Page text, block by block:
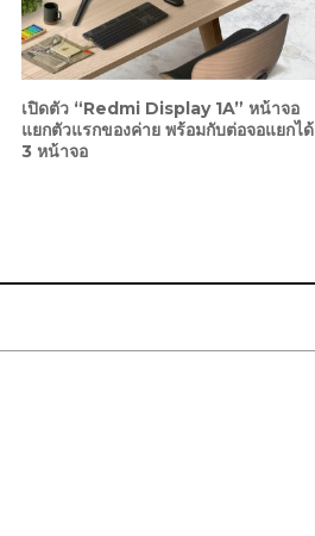
เปิดตัว “Redmi Display 1A” หน้าจอ
แยกตัวแรกของค่าย พร้อมกับต่อจอแยกได้
3 หน้าจอ